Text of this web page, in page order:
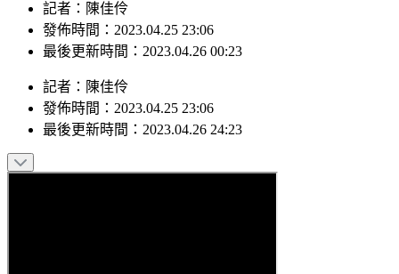
記者：陳佳伶
發佈時間：2023.04.25 23:06
最後更新時間：2023.04.26 00:23
記者 ： 陳佳伶
發佈時間： 2023.04.25 23:06
最後更新時間： 2023.04.26 24:23